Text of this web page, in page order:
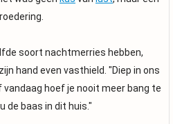
soort nachtmerries hebben,
hand even vasthield. "Diep in ons
hoef je nooit meer bang te
de baas in dit huis."